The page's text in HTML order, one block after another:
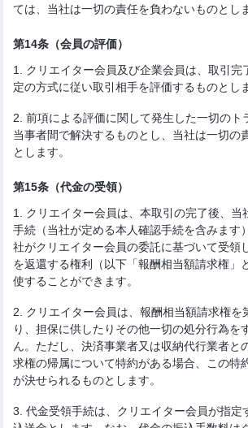
ては、当社は一切の責任を負わないものとし
第14条（会員の評価）
1. クリエイター会員及び企業会員は、取引完
定の方式に従い取引相手を評価するものとし
2. 前項による評価に関して発生した一切のト
当事者間で解決するものとし、当社は一切の
とします。
第15条（代金の受領）
1. クリエイター会員は、本取引の完了後、当
手続（当社が定める本人確認手続を含みます
社がクリエイター会員の委託に基づいて受領
を返還する権利（以下「報酬相当額請求権」
使することができます。
2. クリエイター会員は、報酬相当額請求権を
り、担保に供したりその他一切の処分行為を
ん。ただし、決済事業者又は収納代行業者と
求権の帰属について特約がある場合、この特
が決せられるものとします。
3. 代金受領手続は、クリエイター会員が指定